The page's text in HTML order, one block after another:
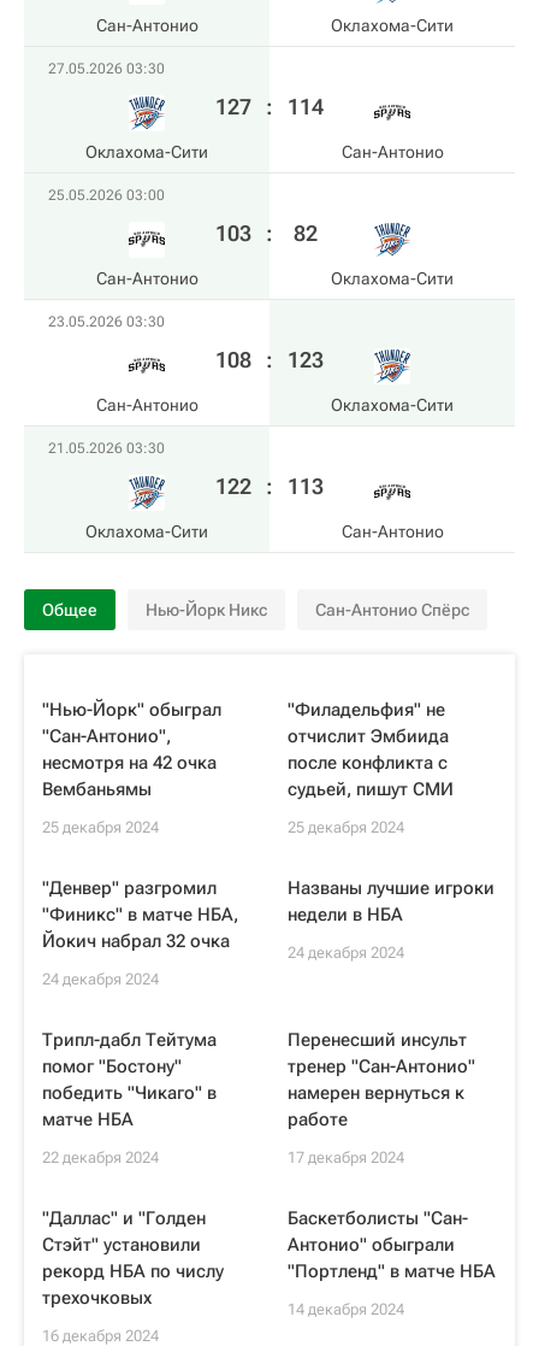
Сан-Антонио Оклахома-Сити
27.05.2026 03:30
Оклахома-Сити
127 : 114
Сан-Антонио
25.05.2026 03:00
Сан-Антонио
103 : 82
Оклахома-Сити
23.05.2026 03:30
Сан-Антонио
108 : 123
Оклахома-Сити
21.05.2026 03:30
Оклахома-Сити
122 : 113
Сан-Антонио
Общее Нью-Йорк Никс Сан-Антонио Спёрс
"Нью-Йорк" обыграл
"Сан-Антонио",
несмотря на 42 очка
Вембаньямы
25 декабря 2024
"Филадельфия" не
отчислит Эмбиида
после конфликта с
судьей, пишут СМИ
25 декабря 2024
"Денвер" разгромил
"Финикс" в матче НБА,
Йокич набрал 32 очка
24 декабря 2024
Названы лучшие игроки
недели в НБА
24 декабря 2024
Трипл-дабл Тейтума
помог "Бостону"
победить "Чикаго" в
матче НБА
22 декабря 2024
Перенесший инсульт
тренер "Сан-Антонио"
намерен вернуться к
работе
17 декабря 2024
"Даллас" и "Голден
Стэйт" установили
рекорд НБА по числу
трехочковых
16 декабря 2024
Баскетболисты "Сан-
Антонио" обыграли
"Портленд" в матче НБА
14 декабря 2024